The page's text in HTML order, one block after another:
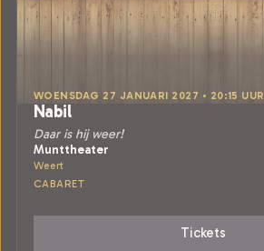
WOENSDAG 27 JANUARI 2027 • 20:15 UUR
Nabil
Daar is hij weer!
Munttheater
Weert
CABARET
Tickets